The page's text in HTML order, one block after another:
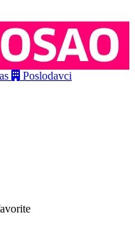
Poslodavci